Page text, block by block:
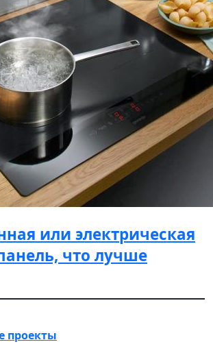
или электрическая
что лучше
проекты